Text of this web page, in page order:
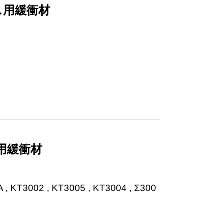
緩衝材
緩衝材
KT3002 , KT3005 , KT3004 , Σ300